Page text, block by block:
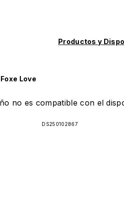
Productos y
Foxe Love
no es compatible con el
DS250102867